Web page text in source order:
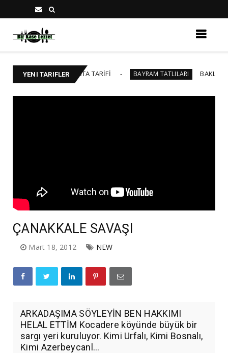
YENI TARIFLER
YAŞ PASTA TARİFİ BAYRAM TATLILARI BAKLAVALI
ÇANAKKALE SAVAŞI
Mart 18, 2012 NEW
ARKADAŞIMA SÖYLEYİN BEN HAKKIMI
HELAL ETTİM Kocadere köyünde büyük bir
sargı yeri kuruluyor. Kimi Urfalı, Kimi Bosnalı,
Kimi Azerbeycanl...